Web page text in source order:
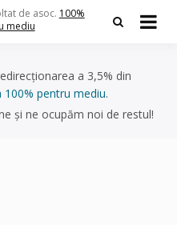
de asoc. 100%
mediu
a 3,5% din
100% pentru mediu.
și ne ocupăm noi de restul!